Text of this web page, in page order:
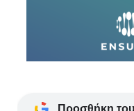
Προσθήκη